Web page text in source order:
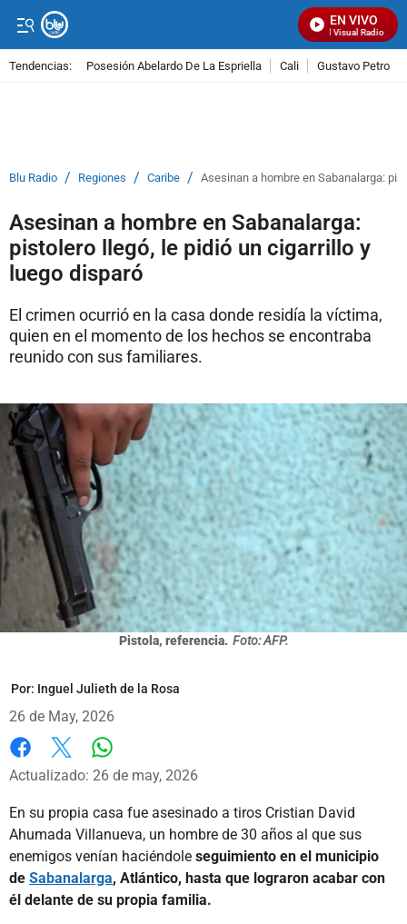
EN VIVO
Señal Visual Radio
Tendencias: Posesión Abelardo De La Espriella Cali Gustavo Petro
Blu Radio / Regiones / Caribe / Asesinan a hombre en Sabanalarga:
Asesinan a hombre en Sabanalarga:
pistolero llegó, le pidió un cigarrillo y
luego disparó
El crimen ocurrió en la casa donde residía la víctima,
quien en el momento de los hechos se encontraba
reunido con sus familiares.
Pistola, referencia. Foto: AFP.
Por: Inguel Julieth de la Rosa
26 de May, 2026
Facebook
X
Actualizado: 26 de may, 2026
En su propia casa fue asesinado a tiros Cristian David
Ahumada Villanueva, un hombre de 30 años al que sus
enemigos venían haciéndole seguimiento en el municipio
de Sabanalarga, Atlántico, hasta que lograron acabar con
él delante de su propia familia.